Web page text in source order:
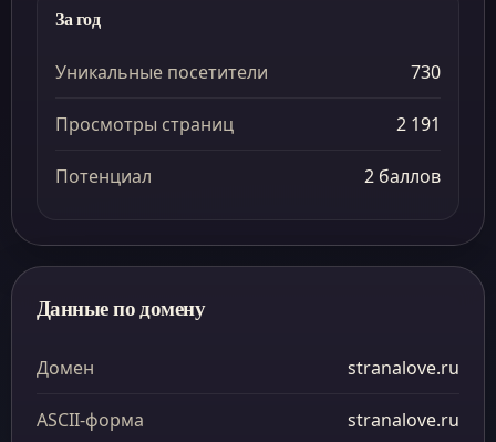
За год
Уникальные посетители 730
Просмотры страниц 2 191
Потенциал 2 баллов
Данные по домену
Домен stranalove.ru
ASCII-форма stranalove.ru